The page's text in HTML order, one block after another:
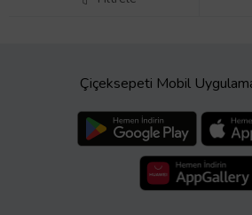
Çiçeksepeti Mobil